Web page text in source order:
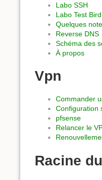
Labo SSH
Labo Test Bird
Quelques
Reverse DNS
Schéma des
À propos
Vpn
Commander
Configuration
pfsense
Relancer le
Racine